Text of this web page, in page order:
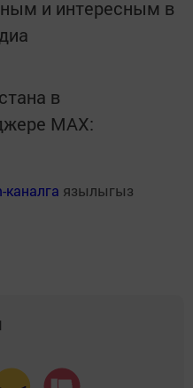
и интересным в
в
MАХ:
каналга язылыгыз